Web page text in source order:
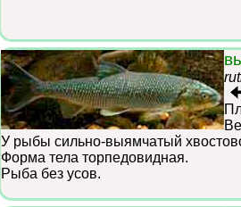
У рыбы сильно-выямчатый
Форма тела торпедовидная.
Рыба без усов.